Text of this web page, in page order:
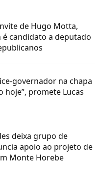
de Hugo Motta,
é candidato a deputado
governador na chapa
hoje”, promete Lucas
deixa grupo de
apoio ao projeto de
Monte Horebe